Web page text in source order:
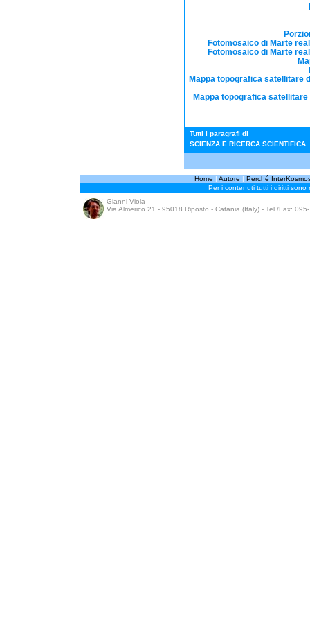
Fotomosaico di Marte
Fotomosaico di Marte
Mappa topografica satellitare
Mappa topografica
Tutti i paragrafi di
SCIENZA E RICERCA
Home | Autore | Perché
Per i contenuti tutti i diritti sono
Gianni Viola
Via Almerico 21 - 95018 Riposto - Catania (Italy) - Tel./Fax: